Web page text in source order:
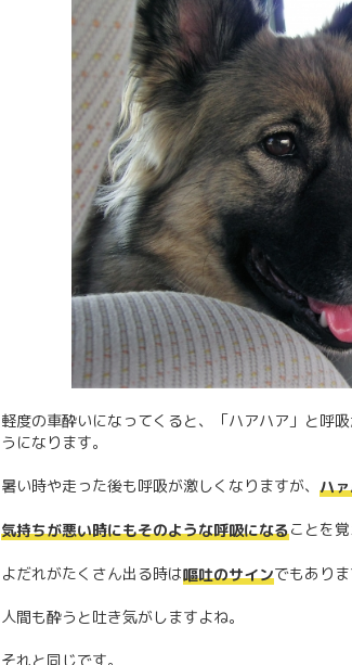
軽度の車酔いになってくると、「ハアハア」と呼
うになります。
暑い時や走った後も呼吸が激しくなりますが、 ハ
気持ちが悪い時にもそのような呼吸になることを
よだれがたくさん出る時は嘔吐のサインでもありま
人間も酔うと吐き気がしますよね。
それと同じです。